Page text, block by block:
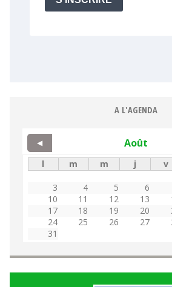
A L'AGENDA
Août
◀
l m m j v
3
4 5 6
10
11 12 13
17
18 19 20
24
25 26 27
31